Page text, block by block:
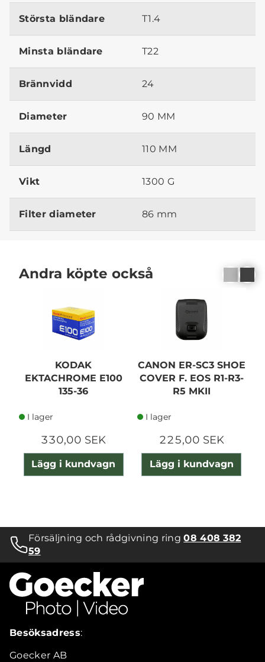
Största bländare T1.4
Minsta bländare T22
Brännvidd 24
Diameter 90 MM
Längd 110 MM
Vikt 1300 G
Filter diameter 86 mm
Andra köpte också
KODAK
EKTACHROME E100
135-36
I lager
330,00 SEK
Lägg i kundvagn
CANON ER-SC3 SHOE
COVER F. EOS R1-R3-
R5 MKII
I lager
225,00 SEK
Lägg i kundvagn
Försäljning och rådgivning ring08 408 382
59
Besöksadress:
Goecker AB